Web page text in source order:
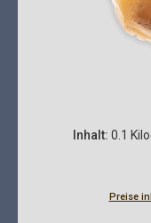
Inhalt: 0.1
Preise